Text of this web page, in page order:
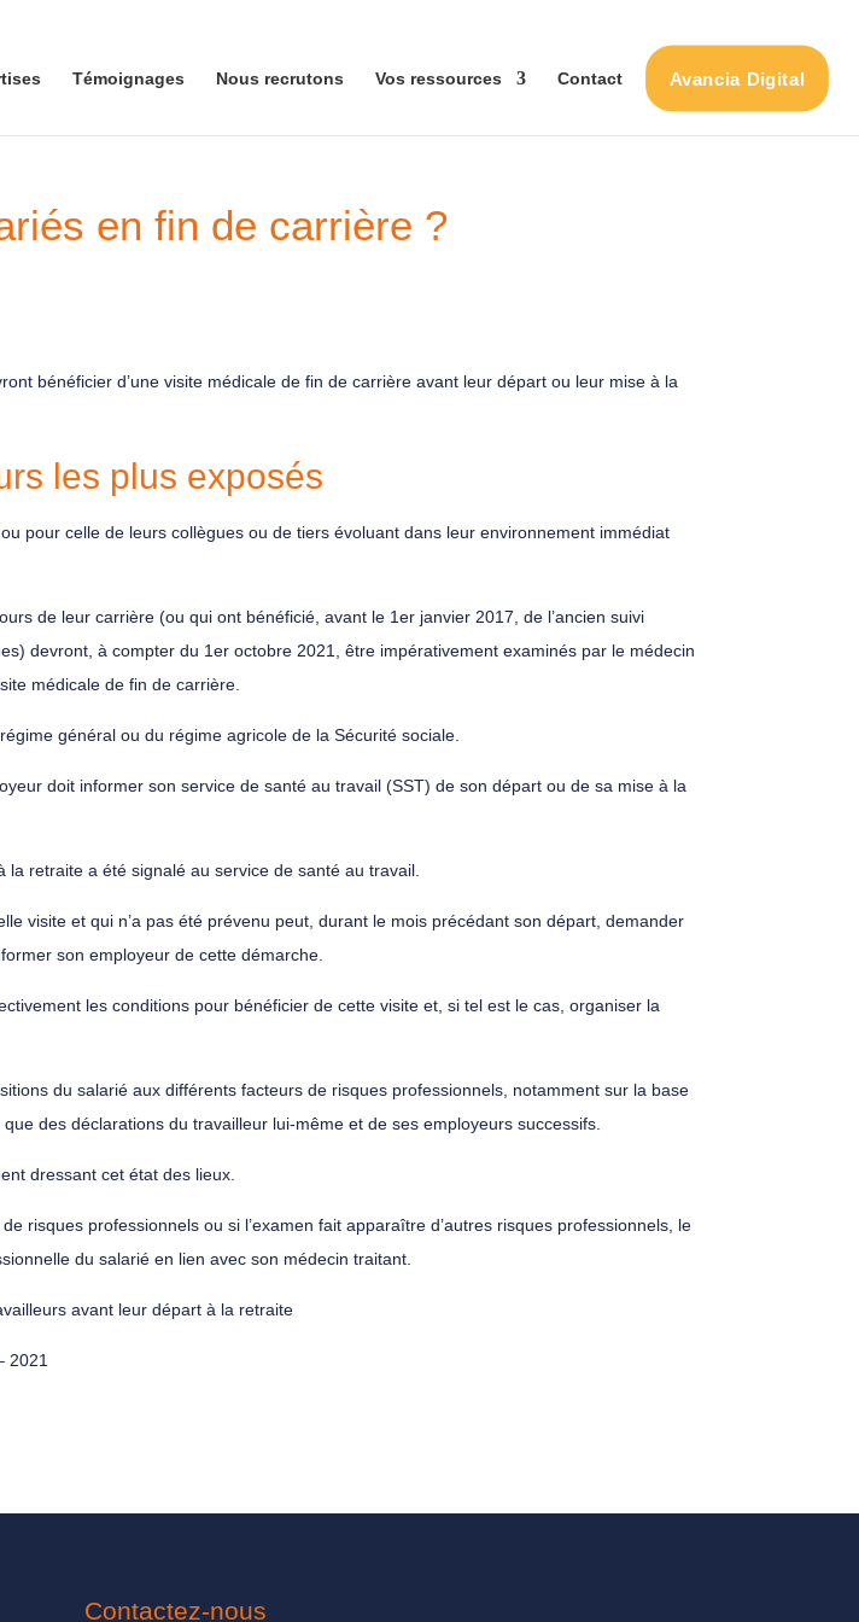
Témoignages Nous recrutons Vos ressources Contact Avancia Digital
en fin de carrière ?
bénéficier d’une visite médicale de fin de carrière avant leur départ ou leur mise à la
les plus exposés
pour celle de leurs collègues ou de tiers évoluant dans leur environnement immédiat
de leur carrière (ou qui ont bénéficié, avant le 1er janvier 2017, de l’ancien suivi
devront, à compter du 1er octobre 2021, être impérativement examinés par le médecin
médicale de fin de carrière.
général ou du régime agricole de la Sécurité sociale.
doit informer son service de santé au travail (SST) de son départ ou de sa mise à la
retraite a été signalé au service de santé au travail.
visite et qui n’a pas été prévenu peut, durant le mois précédant son départ, demander
son employeur de cette démarche.
les conditions pour bénéficier de cette visite et, si tel est le cas, organiser la
du salarié aux différents facteurs de risques professionnels, notamment sur la base
des déclarations du travailleur lui-même et de ses employeurs successifs.
dressant cet état des lieux.
risques professionnels ou si l’examen fait apparaître d’autres risques professionnels, le
du salarié en lien avec son médecin traitant.
avant leur départ à la retraite
2021
Contactez-nous